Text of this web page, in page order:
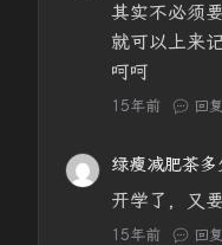
其实不必须
就可以上来
呵呵
15年前 回复
绿瘦减肥茶多
开学了，又
15年前 回复